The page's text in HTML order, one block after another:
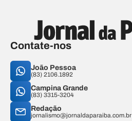
Contate-nos
João Pessoa
(83) 2106.1892
Campina Grande
(83) 3315-3204
Redação
jornalismo@jornaldaparaiba.com.br